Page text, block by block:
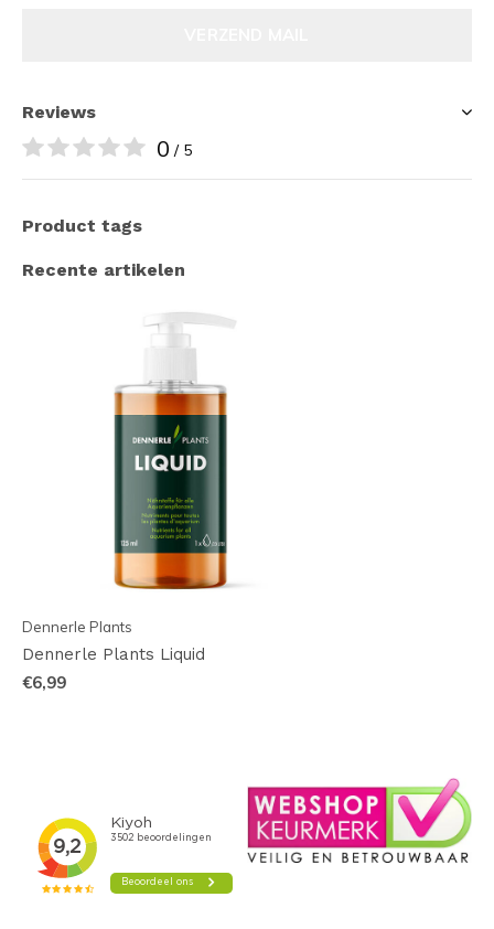
Reviews
0 / 5
Product tags
Recente artikelen
Dennerle Plants
Dennerle Plants Liquid
€6,99